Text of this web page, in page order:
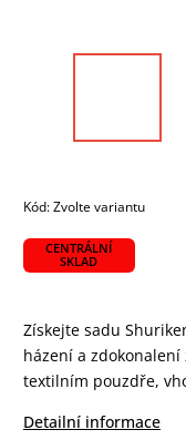
Kód:Zvolte variantu
CENTRÁLNÍ
SKLAD
Získejte sadu
házení a
textilním pouzdře,
Detailní informace